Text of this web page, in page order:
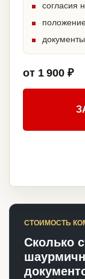
согласия
от 1 900 ₽
СТОИМОСТЬ
Сколько